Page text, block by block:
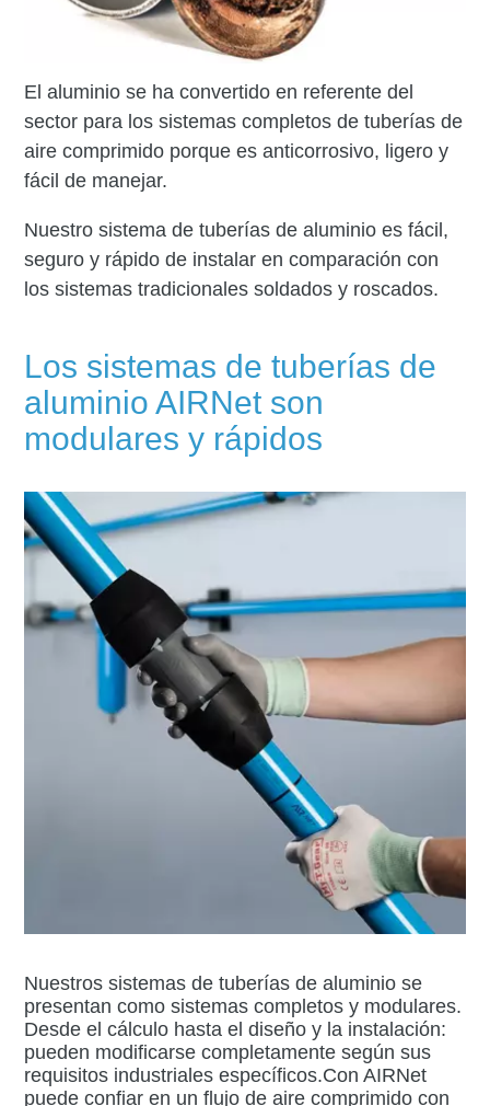
El aluminio se ha convertido en referente del
sector para los sistemas completos de tuberías de
aire comprimido porque es anticorrosivo, ligero y
fácil de manejar.
Nuestro sistema de tuberías de aluminio es fácil,
seguro y rápido de instalar en comparación con
los sistemas tradicionales soldados y roscados.
Los sistemas de tuberías de
aluminio AIRNet son
modulares y rápidos
Nuestros sistemas de tuberías de aluminio se
presentan como sistemas completos y modulares.
Desde el cálculo hasta el diseño y la instalación:
pueden modificarse completamente según sus
requisitos industriales específicos.Con AIRNet
puede confiar en un flujo de aire comprimido con